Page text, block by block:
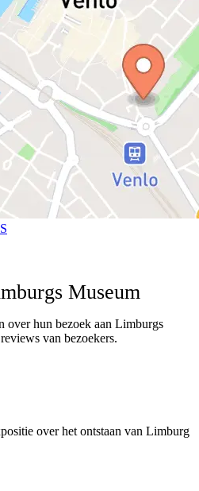
Museum
over hun bezoek aan Limburgs
van bezoekers.
over het ontstaan van Limburg